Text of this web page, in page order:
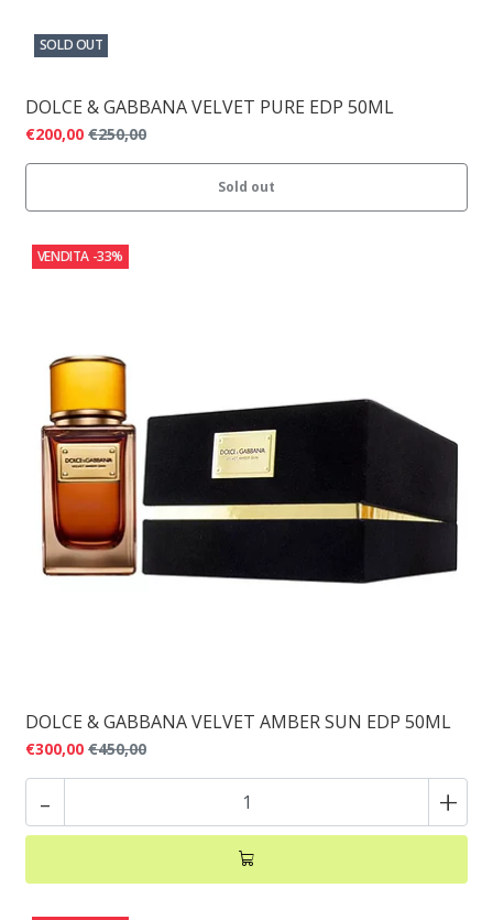
SOLD OUT
DOLCE & GABBANA VELVET PURE EDP 50ML
€200,00 €250,00
Sold out
VENDITA -33%
DOLCE & GABBANA VELVET AMBER SUN EDP 50ML
€300,00 €450,00
- +